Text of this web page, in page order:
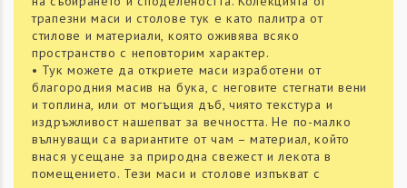
трапезни маси и столове тук е като палитра от
стилове и материали, която оживява всяко
пространство с неповторим характер.
• Тук можете да откриете маси изработени от
благородния масив на бука, с неговите стегнати вени
и топлина, или от могъщия дъб, чиято текстура и
издръжливост нашепват за вечността. Не по-малко
вълнуващи са вариантите от чам – материал, който
внася усещане за природна свежест и лекота в
помещението. Тези маси и столове изпъкват с